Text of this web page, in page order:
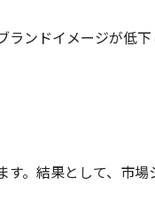
ンドイメージが低
。結果として、市